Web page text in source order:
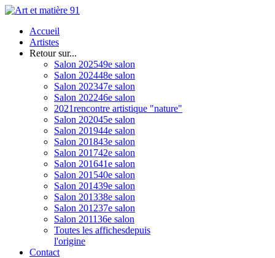
Accueil
Artistes
Retour sur...
Salon 202549e salon
Salon 202448e salon
Salon 202347e salon
Salon 202246e salon
2021rencontre artistique "nature"
Salon 202045e salon
Salon 201944e salon
Salon 201843e salon
Salon 201742e salon
Salon 201641e salon
Salon 201540e salon
Salon 201439e salon
Salon 201338e salon
Salon 201237e salon
Salon 201136e salon
Toutes les affichesdepuis
l'origine
Contact